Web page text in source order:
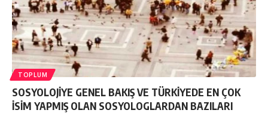
TOPLUM
SOSYOLOJİYE GENEL BAKIŞ VE TÜRKİYEDE EN ÇOK
İSİM YAPMIŞ OLAN SOSYOLOGLARDAN BAZILARI